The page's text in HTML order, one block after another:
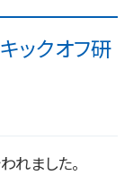
ックオフ研
れました。